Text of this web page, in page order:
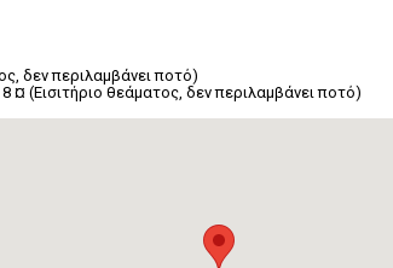
δεν περιλαμβάνει ποτό)
¤ (Εισιτήριο θεάματος, δεν περιλαμβάνει ποτό)